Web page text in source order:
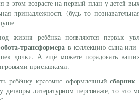
в этом возрасте на первый план у детей
принадлежность (будь то
жизни ребёнка появляются первые
трансформера в коллекцию сына или
дочки. А ещё можете порадовать
приставками.
ребёнку красочно оформленныйсборник
детворы литературном персонаже, то это